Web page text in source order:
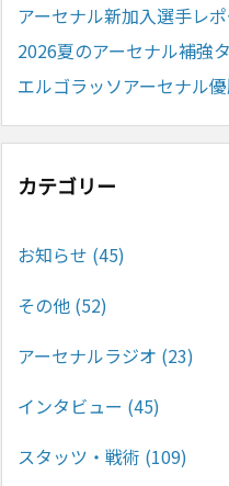
アーセナル新加入選手レ
2026夏のアーセナル補強
エルゴラッソアーセナル
カテゴリー
お知らせ (45)
その他 (52)
アーセナルラジオ (23)
インタビュー (45)
スタッツ・戦術 (109)